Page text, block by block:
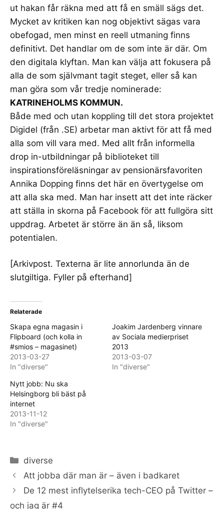
ut hakan får räkna med att få en smäll sägs det.
Mycket av kritiken kan nog objektivt sägas vara
obefogad, men minst en reell utmaning finns
definitivt. Det handlar om de som inte är där. Om
den digitala klyftan. Man kan välja att fokusera på
alla de som självmant tagit steget, eller så kan
man göra som vår tredje nominerade:
KATRINEHOLMS KOMMUN.
Både med och utan koppling till det stora projektet
Digidel (från .SE) arbetar man aktivt för att få med
alla som vill vara med. Med allt från informella
drop in-utbildningar på biblioteket till
inspirationsföreläsningar av pensionärsfavoriten
Annika Dopping finns det här en övertygelse om
att alla ska med. Man har insett att det inte räcker
att ställa in skorna på Facebook för att fullgöra sitt
uppdrag. Arbetet är större än än så, liksom
potentialen.
[Arkivpost. Texterna är lite annorlunda än de
slutgiltiga. Fyller på efterhand]
Relaterade
Skapa egna magasin i
Flipboard (och kolla in
#smios – magasinet)
2013-03-27
In "diverse"
Joakim Jardenberg vinnare
av Sociala medierpriset
2013
2013-03-07
In "diverse"
Nytt jobb: Nu ska
Helsingborg bli bäst på
internet
2013-11-12
In "diverse"
Categories
diverse
Att jobba där man är – även i badkaret
De 12 mest inflytelserika tech-CEO på Twitter –
och jag är #4